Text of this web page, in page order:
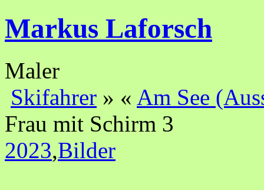
Markus Laforsch
Maler
Skifahrer » « Am See
Frau mit Schirm 3
2023,Bilder